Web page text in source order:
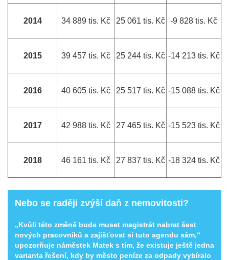
Nebo se raději zvýší daň z nemovitosti?
„Kvůli této změně bude muset magistrát nabrat šest
nových pracovníků a zajišťovat si tuto agendu sám,“
upozorňuje náměstek Matek s tím, že existuje ještě jedna
varianta řešení, kdy by město peníze za odpady vybíralo
2014 34 889 tis. Kč 25 061 tis. Kč -9 828 tis. Kč
2015 39 457 tis. Kč 25 244 tis. Kč -14 213 tis. Kč
2016 40 605 tis. Kč 25 517 tis. Kč -15 088 tis. Kč
2017 42 988 tis. Kč 27 465 tis. Kč -15 523 tis. Kč
2018 46 161 tis. Kč 27 837 tis. Kč -18 324 tis. Kč